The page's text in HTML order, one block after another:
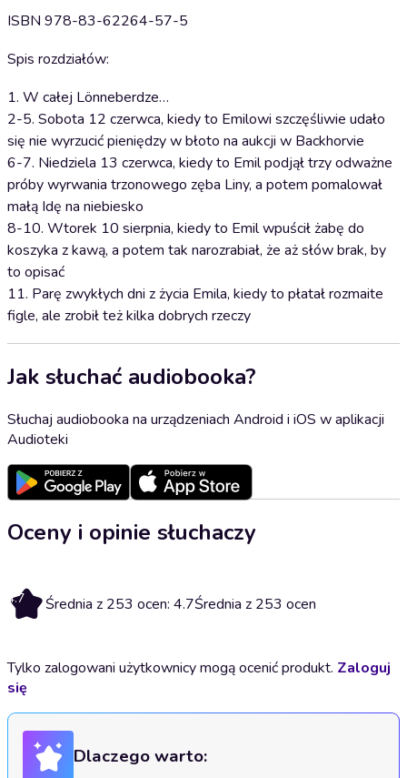
ISBN 978-83-62264-57-5
Spis rozdziałów:
1. W całej Lönneberdze…
2-5. Sobota 12 czerwca, kiedy to Emilowi szczęśliwie udało
się nie wyrzucić pieniędzy w błoto na aukcji w Backhorvie
6-7. Niedziela 13 czerwca, kiedy to Emil podjął trzy odważne
próby wyrwania trzonowego zęba Liny, a potem pomalował
małą Idę na niebiesko
8-10. Wtorek 10 sierpnia, kiedy to Emil wpuścił żabę do
koszyka z kawą, a potem tak narozrabiał, że aż słów brak, by
to opisać
11. Parę zwykłych dni z życia Emila, kiedy to płatał rozmaite
figle, ale zrobił też kilka dobrych rzeczy
Jak słuchać audiobooka?
Słuchaj audiobooka na urządzeniach Android i iOS w aplikacji
Audioteki
Oceny i opinie słuchaczy
4.7 Średnia z 253 ocen: 4.7Średnia z 253 ocen
Tylko zalogowani użytkownicy mogą ocenić produkt. Zaloguj
się
Dlaczego warto: